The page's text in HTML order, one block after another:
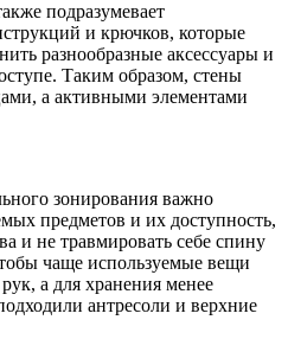
подразумевает
и крючков, которые
разнообразные аксессуары и
Таким образом, стены
а активными элементами
зонирования важно
предметов и их доступность,
и не травмировать себе спину
чаще используемые вещи
а для хранения менее
антресоли и верхние